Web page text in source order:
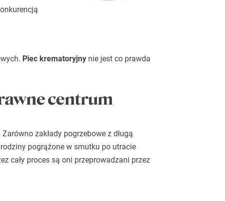
. Piec krematoryjny nie jest co prawda
centrum
zakłady pogrzebowe z długą
pogrążone w smutku po utracie
cały proces są oni przeprowadzani przez